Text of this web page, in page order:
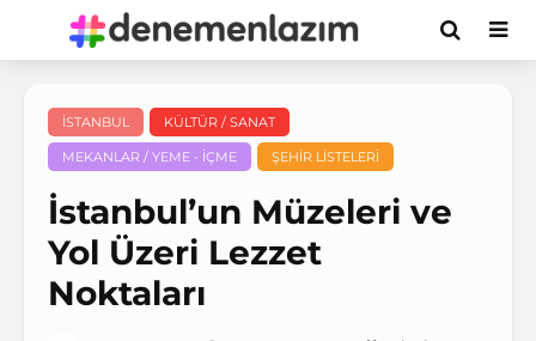
İSTANBUL KÜLTÜR / SANAT
MEKANLAR / YEME - İÇME ŞEHIR LISTELERI
İstanbul’un Müzeleri ve
Yol Üzeri Lezzet
Noktaları